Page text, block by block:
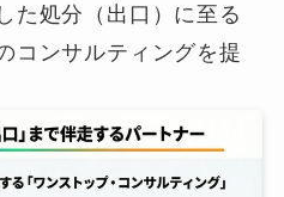
た処分（出口）に至る
コンサルティングを提